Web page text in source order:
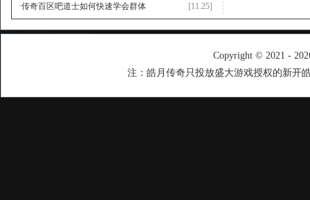
[11.25]
·传奇百区吧道士如何快速学会群体
Copyright © 2021 -
注：皓月传奇只投放盛大游戏授权的新开